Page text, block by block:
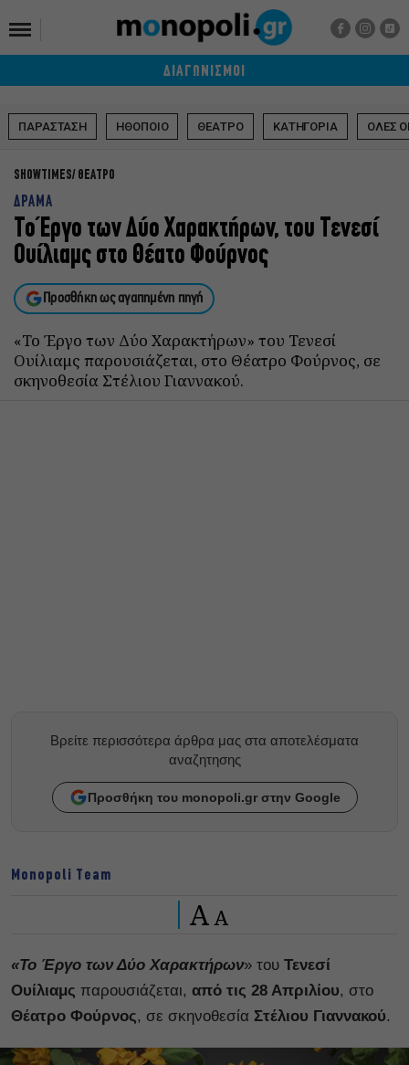
ΔΙΑΓΩΝΙΣΜΟΙ
ΠΑΡΑΣΤΑΣΗ ΗΘΟΠΟΙΟ ΘΕΑΤΡΟ ΚΑΤΗΓΟΡΙΑ ΟΛΕΣ
SHOWTIMES ΘΕΑΤΡΟ
ΔΡΑΜΑ
Το Έργο των Δύο Χαρακτήρων, του Τενεσί
Ουίλιαμς στο Θέατο Φούρνος
Προσθήκη ως αγαπημένη πηγή
«Το Έργο των Δύο Χαρακτήρων» του Τενεσί
Ουίλιαμς παρουσιάζεται, στο Θέατρο Φούρνος, σε
σκηνοθεσία Στέλιου Γιαννακού.
Βρείτε περισσότερα άρθρα μας στα αποτελέσματα
αναζητησης
Προσθήκη του monopoli.gr στην Google
Monopoli Team
A A
«Το Έργο των Δύο Χαρακτήρων» του Τενεσί
Ουίλιαμς παρουσιάζεται, από τις 28 Απριλίου, στο
Θέατρο Φούρνος, σε σκηνοθεσία Στέλιου Γιαννακού.